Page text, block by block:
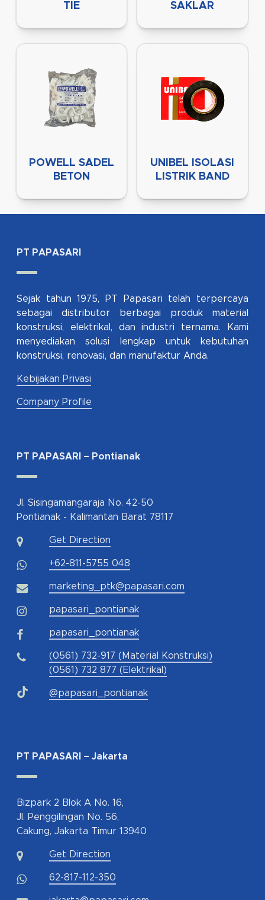
TIE
SAKLAR
POWELL SADEL
BETON
UNIBEL ISOLASI
LISTRIK BAND
PT PAPASARI
Sejak tahun 1975, PT Papasari telah terpercaya
sebagai distributor berbagai produk material
konstruksi, elektrikal, dan industri ternama. Kami
menyediakan solusi lengkap untuk kebutuhan
konstruksi, renovasi, dan manufaktur Anda.
Kebijakan Privasi
Company Profile
PT PAPASARI – Pontianak
Jl. Sisingamangaraja No. 42-50
Pontianak - Kalimantan Barat 78117
Get Direction
+62-811-5755 048
marketing_ptk@papasari.com
papasari_pontianak
papasari_pontianak
(0561) 732-917 (Material Konstruksi)
(0561) 732 877 (Elektrikal)
@papasari_pontianak
PT PAPASARI – Jakarta
Bizpark 2 Blok A No. 16,
Jl. Penggilingan No. 56,
Cakung, Jakarta Timur 13940
Get Direction
62-817-112-350